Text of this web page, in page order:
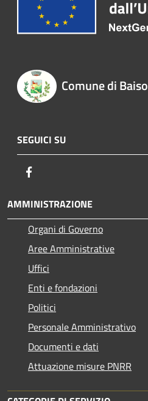
Comune di Baiso
SEGUICI SU
AMMINISTRAZIONE
Organi di Governo
Aree Amministrative
Uffici
Enti e fondazioni
Politici
Personale Amministrativo
Documenti e dati
Attuazione misure PNRR